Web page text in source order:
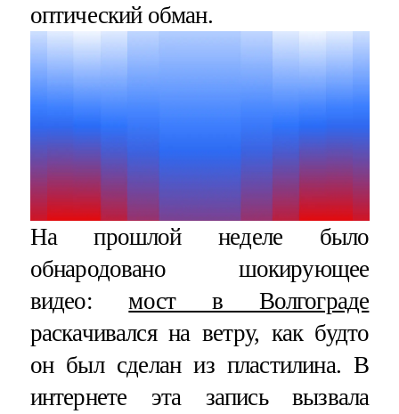
оптический обман.
На прошлой неделе было
обнародовано шокирующее
видео:мост в Волгограде
раскачивался на ветру, как будто
он был сделан из пластилина. В
интернете эта запись вызвала